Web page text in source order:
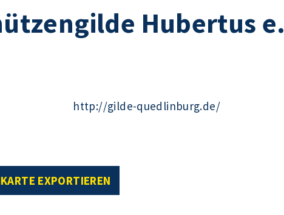
Hubertus e.
http://gilde-quedlinburg.de/
EXPORTIEREN